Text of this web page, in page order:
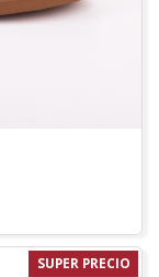
SUPER PRECIO